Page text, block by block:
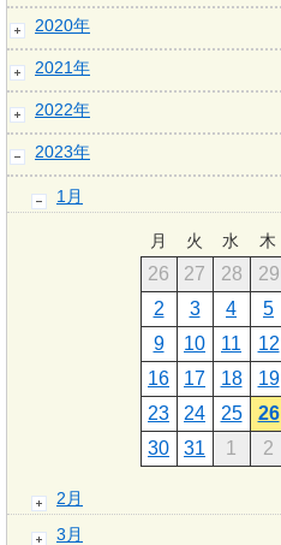
2020年
2021年
2022年
2023年
1月
月 火 水 木
26 27 28 29
2
3 4 5
9
10 11 12
16
17 18 19
23
24 25 26
30
31 1 2
2月
3月